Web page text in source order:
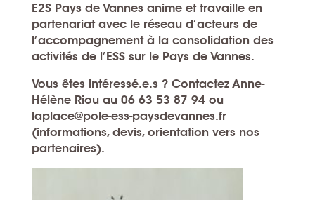
E2S Pays de Vannes anime et travaille en
partenariat avec le réseau d’acteurs de
l’accompagnement à la consolidation des
activités de l’ESS sur le Pays de Vannes.
Vous êtes intéressé.e.s ? Contactez Anne-
Hélène Riou au 06 63 53 87 94 ou
laplace@pole-ess-paysdevannes.fr
(informations, devis, orientation vers nos
partenaires).